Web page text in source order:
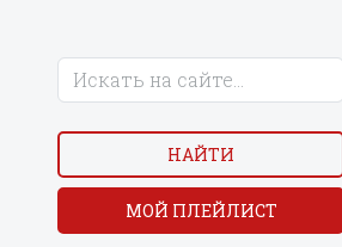
НАЙТИ
МОЙ ПЛЕЙЛИСТ